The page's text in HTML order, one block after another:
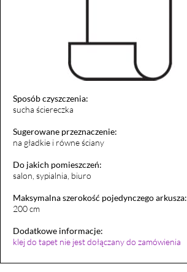
Sposób czyszczenia:
sucha ściereczka
Sugerowane przeznaczenie:
na gładkie i równe ściany
Do jakich pomieszczeń:
salon, sypialnia, biuro
Maksymalna szerokość pojedynczego arkusza:
200 cm
Dodatkowe informacje:
klej do tapet nie jest dołączany do zamówienia